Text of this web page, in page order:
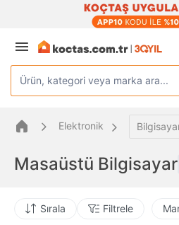
Ürün, kategori veya marka ara...
Elektronik
Masaüstü Bilgisayar
Sırala Filtrele